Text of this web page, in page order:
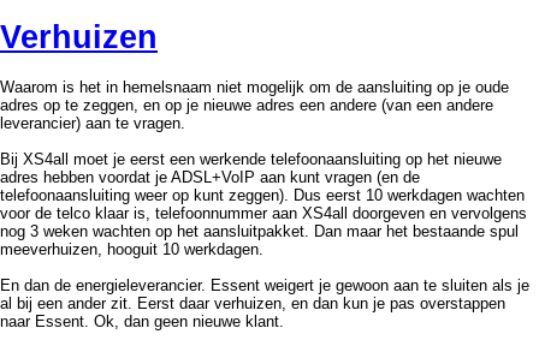
Verhuizen
Waarom is het in hemelsnaam niet mogelijk om de aansluiting op je oude
adres op te zeggen, en op je nieuwe adres een andere (van een andere
leverancier) aan te vragen.
Bij XS4all moet je eerst een werkende telefoonaansluiting op het nieuwe
adres hebben voordat je ADSL+VoIP aan kunt vragen (en de
telefoonaansluiting weer op kunt zeggen). Dus eerst 10 werkdagen wachten
voor de telco klaar is, telefoonnummer aan XS4all doorgeven en vervolgens
nog 3 weken wachten op het aansluitpakket. Dan maar het bestaande spul
meeverhuizen, hooguit 10 werkdagen.
En dan de energieleverancier. Essent weigert je gewoon aan te sluiten als je
al bij een ander zit. Eerst daar verhuizen, en dan kun je pas overstappen
naar Essent. Ok, dan geen nieuwe klant.